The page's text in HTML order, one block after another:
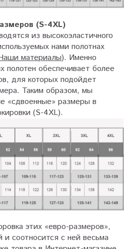
(S-4XL)
из высокоэластичного
нами полотнах
материалы). Именно
полотен обеспечивает более
для которых подойдет
Таким образом, мы
«сдвоенные» размеры в
(S-4XL).
этих «евро-размеров»,
и соотносится с ней весьма